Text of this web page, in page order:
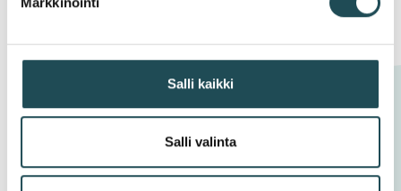
Salli kaikki
Salli valinta
Löysitkö etsimäsi tiedon tältä sivustolta?
Jossain määrin